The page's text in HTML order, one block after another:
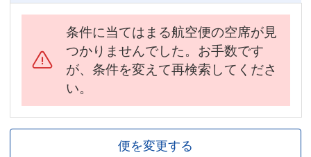
条件に当てはまる航空便の空席が見
つかりませんでした。お手数です
が、条件を変えて再検索してくださ
い。
便を変更する